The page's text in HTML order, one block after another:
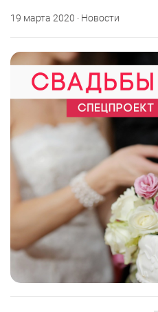
19 марта 2020 · Новости